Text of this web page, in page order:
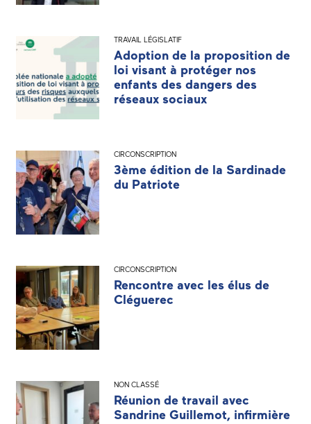
TRAVAIL LÉGISLATIF
Adoption de la proposition de
loi visant à protéger nos
enfants des dangers des
réseaux sociaux
CIRCONSCRIPTION
3ème édition de la Sardinade
du Patriote
CIRCONSCRIPTION
Rencontre avec les élus de
Cléguerec
NON CLASSÉ
Réunion de travail avec
Sandrine Guillemot, infirmière